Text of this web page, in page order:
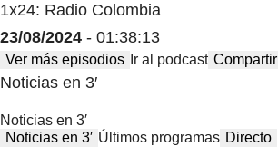
1x24: Radio Colombia
23/08/2024 - 01:38:13
Ver más episodios Ir al podcast Compartir
Noticias en 3′
Noticias en 3′
Noticias en 3′ Últimos programas Directo